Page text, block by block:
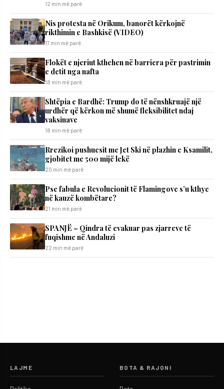
12 min më parë
Nis protesta në Orikum, banorët kërkojnë
rikthimin e Bashkisë (VIDEO)
17 min më parë
Flokët e njeriut kthehen në barriera për pastrimin
e detit nga nafta
18 min më parë
Shtëpia e Bardhë: Trump do të nënshkruajë një
urdhër që kërkon më shumë fleksibilitet ndaj
vaksinave
18 min më parë
Rrezikoi pushuesit me Jet Ski në plazhin e Ksamilit,
gjobitet me 500 mijë lekë
20 min më parë
Pse fabula e Revolucionit të Flamingove s’u kthye
në kauzë kombëtare?
21 min më parë
SPANJË – Qindra të evakuar pas zjarreve të
fuqishme në Andaluzi
22 min më parë
LAJME BOTA & RAJONI